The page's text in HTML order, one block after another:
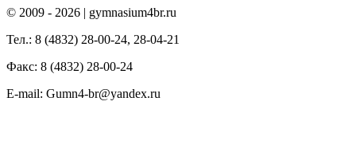
© 2009 - 2026 | gymnasium4br.ru
Тел.: 8 (4832) 28-00-24, 28-04-21
Факс: 8 (4832) 28-00-24
E-mail: Gumn4-br@yandex.ru